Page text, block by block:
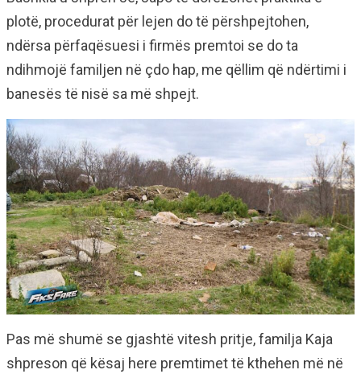
plotë, procedurat për lejen do të përshpejtohen,
ndërsa përfaqësuesi i firmës premtoi se do ta
ndihmojë familjen në çdo hap, me qëllim që ndërtimi i
banesës të nisë sa më shpejt.
Pas më shumë se gjashtë vitesh pritje, familja Kaja
shpreson që kësaj here premtimet të kthehen më në